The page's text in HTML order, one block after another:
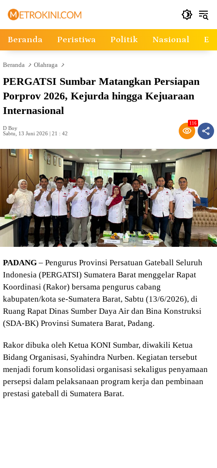
Beranda Peristiwa Politik Nasional
Beranda Olahraga
PERGATSI Sumbar Matangkan Persiapan
Porprov 2026, Kejurda hingga Kejuaraan
Internasional
D Boy
Sabtu, 13 Juni 2026 | 21 : 42
116
PADANG – Pengurus Provinsi Persatuan Gateball Seluruh
Indonesia (PERGATSI) Sumatera Barat menggelar Rapat
Koordinasi (Rakor) bersama pengurus cabang
kabupaten/kota se-Sumatera Barat, Sabtu (13/6/2026), di
Ruang Rapat Dinas Sumber Daya Air dan Bina Konstruksi
(SDA-BK) Provinsi Sumatera Barat, Padang.
Rakor dibuka oleh Ketua KONI Sumbar, diwakili Ketua
Bidang Organisasi, Syahindra Nurben. Kegiatan tersebut
menjadi forum konsolidasi organisasi sekaligus penyamaan
persepsi dalam pelaksanaan program kerja dan pembinaan
prestasi gateball di Sumatera Barat.